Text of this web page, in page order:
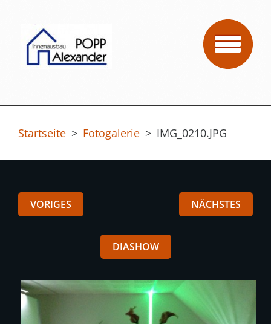
Startseite > Fotogalerie > IMG_0210.JPG
VORIGES NÄCHSTES
DIASHOW